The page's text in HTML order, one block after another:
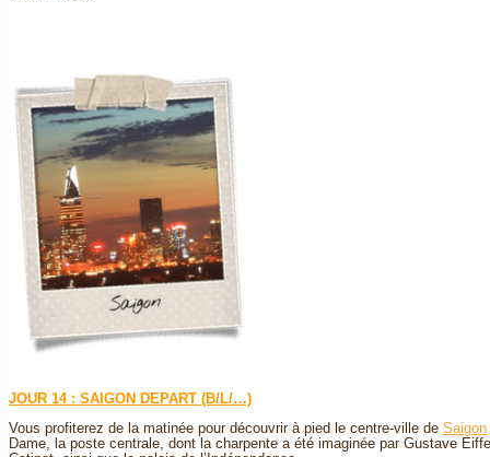
JOUR 14 : SAIGON DEPART (B/L/…)
Vous profiterez de la matinée pour découvrir à pied le centre-ville de Saigon
Dame, la poste centrale, dont la charpente a été imaginée par Gustave